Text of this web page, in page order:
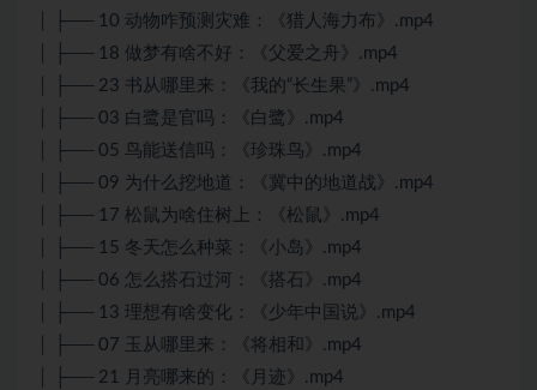
│ ├── 10 动物咋预测灾难：《猎人海力布》.mp4
│ ├── 18 做梦有啥不好：《父爱之舟》.mp4
│ ├── 23 书从哪里来：《我的“长生果”》.mp4
│ ├── 03 白鹭是官吗：《白鹭》.mp4
│ ├── 05 鸟能送信吗：《珍珠鸟》.mp4
│ ├── 09 为什么挖地道：《冀中的地道战》.mp4
│ ├── 17 松鼠为啥住树上：《松鼠》.mp4
│ ├── 15 冬天怎么种菜：《小岛》.mp4
│ ├── 06 怎么搭石过河：《搭石》.mp4
│ ├── 13 理想有啥变化：《少年中国说》.mp4
│ ├── 07 玉从哪里来：《将相和》.mp4
│ ├── 21 月亮哪来的：《月迹》.mp4